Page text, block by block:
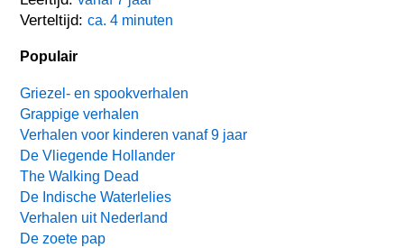
Verteltijd:ca. 4 minuten
Populair
Griezel- en spookverhalen
Grappige verhalen
Verhalen voor kinderen vanaf 9 jaar
De Vliegende Hollander
The Walking Dead
De Indische Waterlelies
Verhalen uit Nederland
De zoete pap